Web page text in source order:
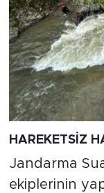
HAREKETSİZ
Jandarma
ekiplerinin